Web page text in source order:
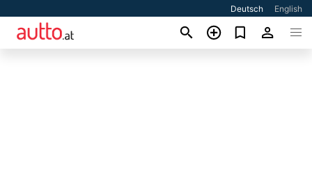
Deutsch English